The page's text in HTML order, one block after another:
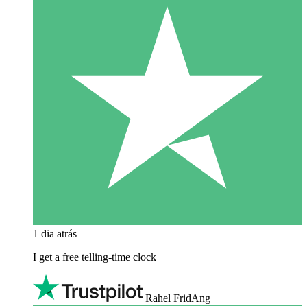
1 dia atrás
I get a free telling-time clock
Rahel FridAng